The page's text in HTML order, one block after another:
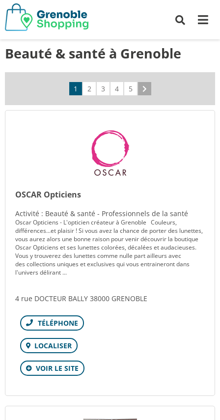
Beauté & santé à Grenoble
1 2 3 4 5
OSCAR Opticiens
Activité : Beauté & santé - Professionnels de la santé
Oscar Opticiens - L'opticien créateur à Grenoble Couleurs,
différences...et plaisir ! Si vous avez la chance de porter des lunettes,
vous aurez alors une bonne raison pour venir découvrir la boutique
Oscar Opticiens et ses lunettes colorées, décalées et audacieuses.
Vous y trouverez des lunettes comme nulle part ailleurs avec
des collections uniques et exclusives qui vous entraineront dans
l'univers délirant ...
4 rue DOCTEUR BALLY 38000 GRENOBLE
Téléphone
LOCALISER
VOIR LE SITE